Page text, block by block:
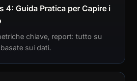
4: Guida Pratica per Capire i
chiave, report: tutto su
sui dati.